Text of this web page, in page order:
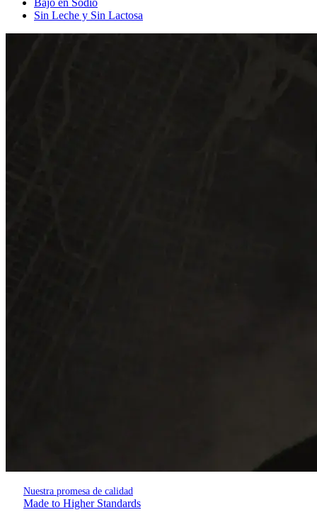
Sin Leche y Sin Lactosa
Nuestra promesa de calidad
Made to Higher Standards